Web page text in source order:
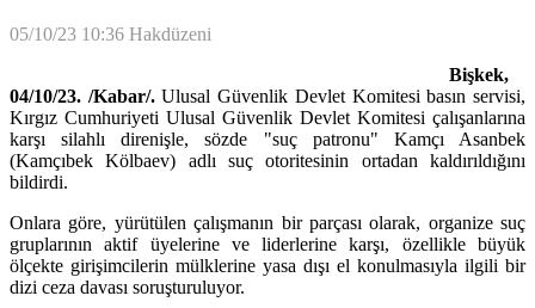
05/10/23 10:36 Hakdüzeni
Bişkek,
04/10/23. /Kabar/.Ulusal Güvenlik Devlet Komitesi basın servisi,
Kırgız Cumhuriyeti Ulusal Güvenlik Devlet Komitesi çalışanlarına
karşı silahlı direnişle, sözde "suç patronu" Kamçı Asanbek
(Kamçıbek Kölbaev) adlı suç otoritesinin ortadan kaldırıldığını
bildirdi.
Onlara göre, yürütülen çalışmanın bir parçası olarak, organize suç
gruplarının aktif üyelerine ve liderlerine karşı, özellikle büyük
ölçekte girişimcilerin mülklerine yasa dışı el konulmasıyla ilgili bir
dizi ceza davası soruşturuluyor.